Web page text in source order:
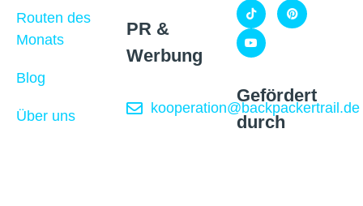
Routen des
Monats
Blog
Über uns
PR &
Werbung
kooperation@backpackertrail.de
Gefördert
durch